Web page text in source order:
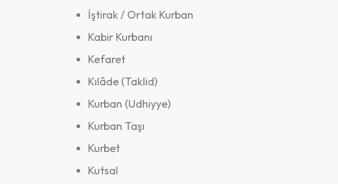
İştirak / Ortak Kurban
Kabir Kurbanı
Kefaret
Kılâde (Taklid)
Kurban (Udhiyye)
Kurban Taşı
Kurbet
Kutsal